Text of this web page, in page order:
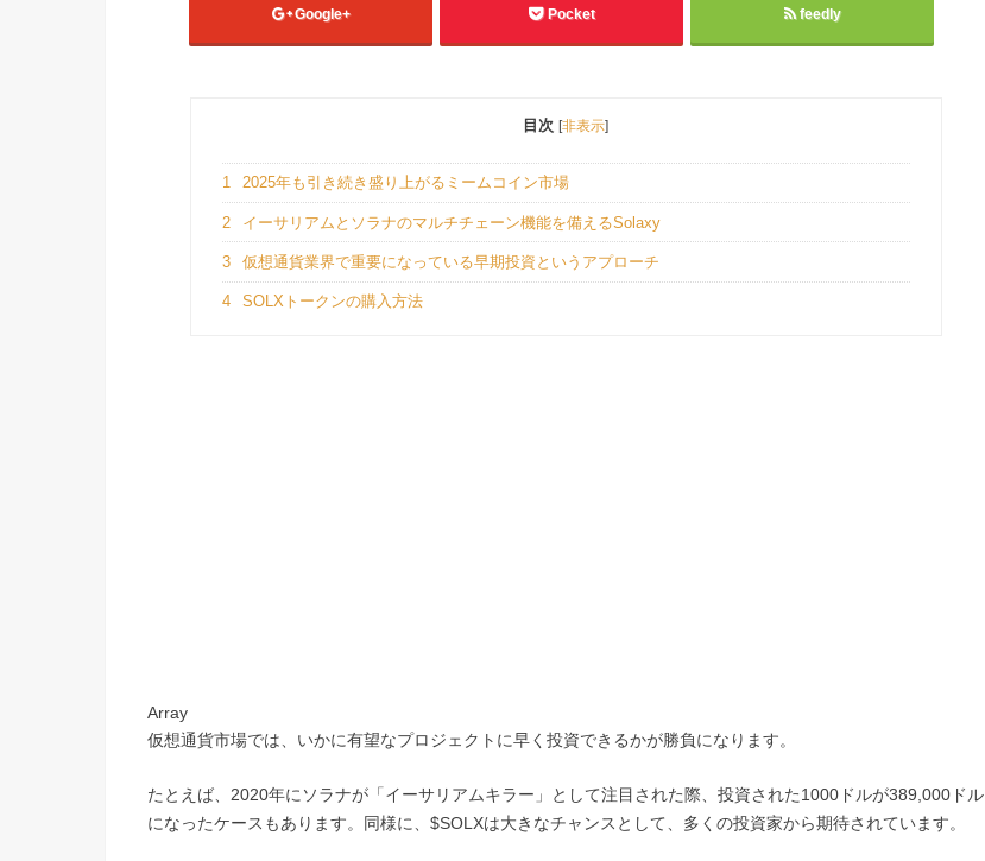
Google+ Pocket feedly
目次 [非表示]
1 2025年も引き続き盛り上がるミームコイン市場
2 イーサリアムとソラナのマルチチェーン機能を備えるSolaxy
3 仮想通貨業界で重要になっている早期投資というアプローチ
4 SOLXトークンの購入方法
Array
仮想通貨市場では、いかに有望なプロジェクトに早く投資できるかが勝負になります。
たとえば、2020年にソラナが「イーサリアムキラー」として注目された際、投資された1000ドルが389,000ドル
になったケースもあります。同様に、$SOLXは大きなチャンスとして、多くの投資家から期待されています。